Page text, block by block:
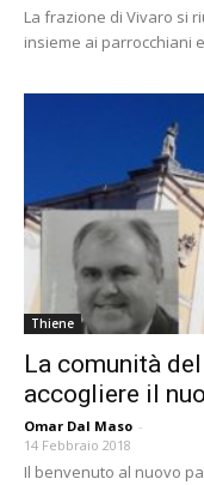
La frazione di Vivaro si
insieme ai parrocchiani
Thiene
La comunità
accogliere il
Omar Dal Maso -
14 Febbraio 2018
Il benvenuto al nuovo